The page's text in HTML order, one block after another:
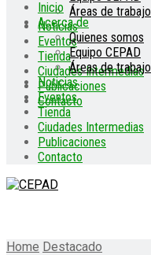
Áreas de trabajo
Noticias
Eventos
Tienda
Ciudades Intermedias
Publicaciones
Contacto
Inicio
Acerca de
Quienes somos
Equipo CEPAD
Áreas de trabajo
Noticias
Eventos
Tienda
Ciudades Intermedias
Publicaciones
Contacto
Home Destacado